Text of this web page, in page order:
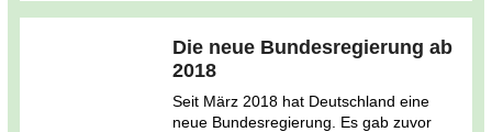
Die neue Bundesregierung ab
2018
Seit März 2018 hat Deutschland eine
neue Bundesregierung. Es gab zuvor